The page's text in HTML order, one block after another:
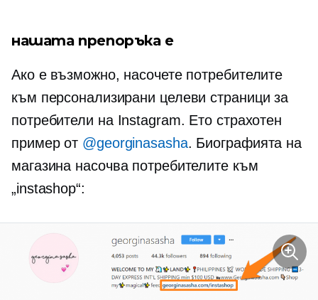
нашата препоръка е
Ако е възможно, насочете потребителите
към персонализирани целеви страници за
потребители на Instagram. Ето страхотен
пример от @georginasasha. Биографията на
магазина насочва потребителите към
„instashop“: